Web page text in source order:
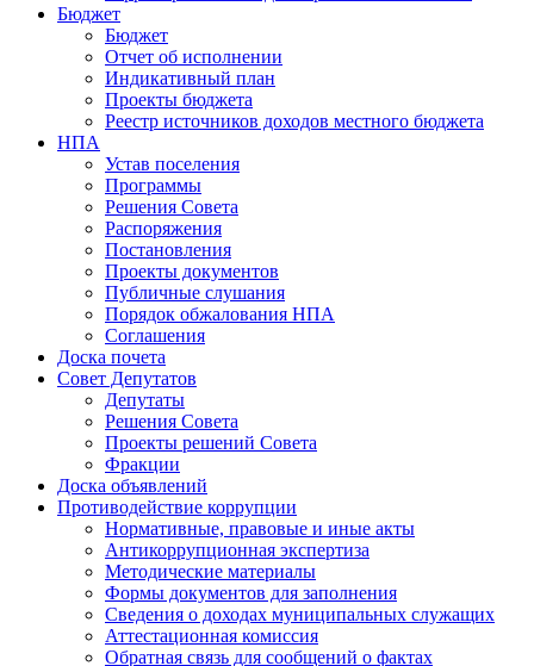
Бюджет
Бюджет
Отчет об исполнении
Индикативный план
Проекты бюджета
Реестр источников доходов местного бюджета
НПА
Устав поселения
Программы
Решения Совета
Распоряжения
Постановления
Проекты документов
Публичные слушания
Порядок обжалования НПА
Соглашения
Доска почета
Совет Депутатов
Депутаты
Решения Совета
Проекты решений Совета
Фракции
Доска объявлений
Противодействие коррупции
Нормативные, правовые и иные акты
Антикоррупционная экспертиза
Методические материалы
Формы документов для заполнения
Сведения о доходах муниципальных служащих
Аттестационная комиссия
Обратная связь для сообщений о фактах